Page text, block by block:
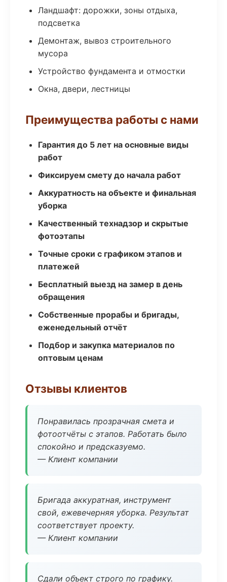
Ландшафт: дорожки, зоны отдыха,
подсветка
Демонтаж, вывоз строительного
мусора
Устройство фундамента и отмостки
Окна, двери, лестницы
Преимущества работы с нами
Гарантия до 5 лет на основные виды
работ
Фиксируем смету до начала работ
Аккуратность на объекте и финальная
уборка
Качественный технадзор и скрытые
фотоэтапы
Точные сроки с графиком этапов и
платежей
Бесплатный выезд на замер в день
обращения
Собственные прорабы и бригады,
еженедельный отчёт
Подбор и закупка материалов по
оптовым ценам
Отзывы клиентов
Понравилась прозрачная смета и
фотоотчёты с этапов. Работать было
спокойно и предсказуемо.
— Клиент компании
Бригада аккуратная, инструмент
свой, ежевечерняя уборка. Результат
соответствует проекту.
— Клиент компании
Сдали объект строго по графику.